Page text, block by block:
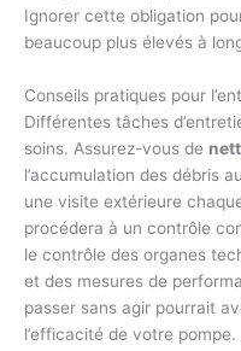
Ignorer cette obligation
beaucoup plus élevés à
Conseils pratiques pour
Différentes tâches
soins. Assurez-vous de
l’accumulation des débris
une visite extérieure
procédera à un contrôle
le contrôle des organes
et des mesures de
passer sans agir pourrait
l’efficacité de votre pompe.